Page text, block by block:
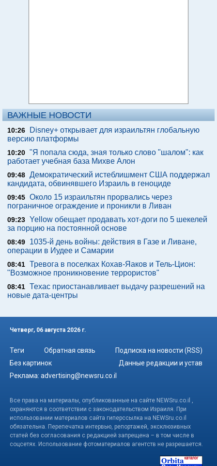
ВАЖНЫЕ НОВОСТИ
10:26
Disney+ открывает для израильтян глобальную
версию платформы
10:20 "Я попала сюда, зная только слово "шалом": как
работает учебная база Михве Алон
09:48 Демократический истеблишмент США поддержал
кандидата, обвинявшего Израиль в геноциде
09:45 Около 15 израильтян прорвались через
пограничное ограждение и проникли в Ливан
09:23 Yellow обещает продавать хот-доги по 5 шекелей
за порцию на постоянной основе
08:49
1035-й день войны: действия в Газе и Ливане,
операции в Иудее и Самарии
08:41 Тревога в поселках Кохав-Яаков и Тель-Цион:
"Возможное проникновение террористов"
08:41 Техас приостанавливает выдачу разрешений на
новые дата-центры
Четверг, 06 августа 2026 г.
Теги Обратная связь
Подписка на новости (RSS)
Без картинок
Данные редакции и устав
Реклама: advertising@newsru.co.il
Все права на материалы, опубликованные на сайте NEWSru.co.il ,
охраняются в соответствии с законодательством Израиля. При
использовании материалов сайта гиперссылка на NEWSru.co.il
обязательна. Перепечатка интервью, репортажей, эксклюзивных
статей без согласования с редакцией запрещена – в том числе в
соцсетях. Использование фотоматериалов агентств не разрешается.